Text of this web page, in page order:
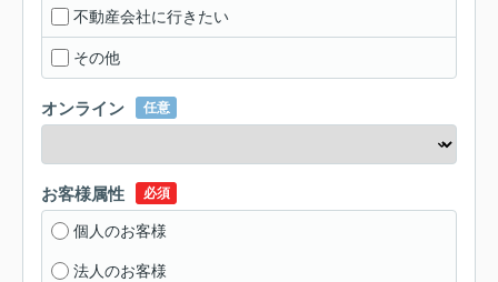
不動産会社に行きたい
その他
オンライン 任意
お客様属性 必須
個人のお客様
法人のお客様